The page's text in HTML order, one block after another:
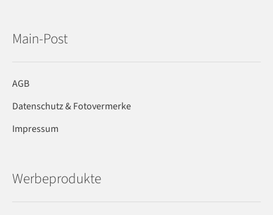
Main-Post
AGB
Datenschutz & Fotovermerke
Impressum
Werbeprodukte